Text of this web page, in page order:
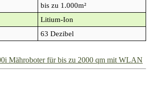
bis zu 1.000m²
Litium-Ion
63 Dezibel
Mähroboter für bis zu 2000 qm mit WLAN